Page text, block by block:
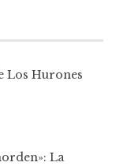
Los Hurones
La